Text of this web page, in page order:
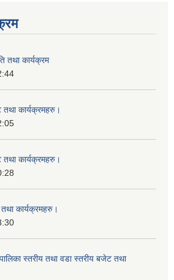
तथा कार्यक्रम
कार्यक्रमहरु।
कार्यक्रमहरु।
कार्यक्रमहरु।
स्तरीय तथा वडा स्तरीय बजेट तथा